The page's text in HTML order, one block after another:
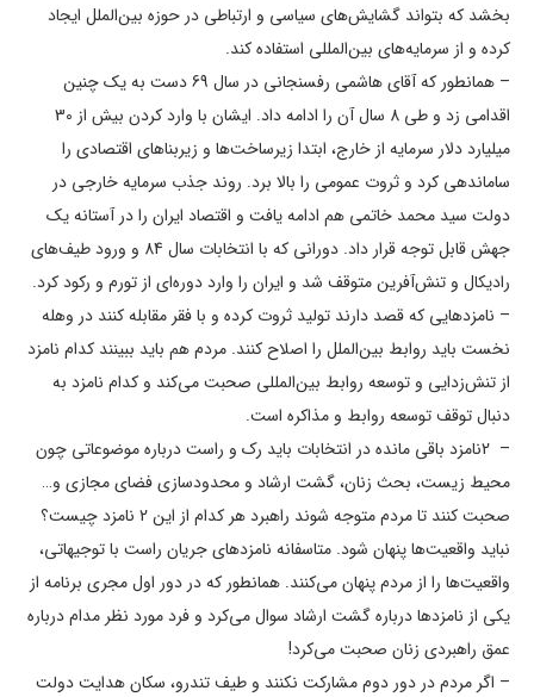
بخشد که بتواند گشایش‌های سیاسی و ارتباطی در حوزه بین‌الملل ایجاد
کرده و از سرمایه‌های بین‌المللی استفاده کند.
– همانطور که آقای هاشمی رفسنجانی در سال 69 دست به یک چنین
اقدامی زد و طی 8 سال آن را ادامه داد. ایشان با وارد کردن بیش از 30
میلیارد دلار سرمایه از خارج، ‌ابتدا زیرساخت‌ها و زیربناهای اقتصادی را
ساماندهی کرد و ثروت عمومی را بالا برد. روند جذب سرمایه خارجی در
دولت سید محمد خاتمی هم ادامه یافت و اقتصاد ایران را در آستانه یک
جهش قابل توجه قرار داد. دورانی که با انتخابات سال 84 و ورود طیف‌های
رادیکال و تنش‌آفرین متوقف شد و ایران را وارد دوره‌ای از تورم و رکود کرد.
– نامزدهایی که قصد دارند تولید ثروت کرده و با فقر مقابله کنند در وهله
نخست باید روابط بین‌الملل را اصلاح کنند. مردم هم باید ببینند کدام نامزد
از تنش‌زدایی و توسعه روابط بین‌المللی صحبت می‌کند و کدام نامزد به
دنبال توقف توسعه روابط و مذاکره است.
– 2نامزد باقی مانده در انتخابات باید رک و راست درباره موضوعاتی چون
محیط زیست، بحث زنان، گشت ارشاد و محدودسازی فضای مجازی و…
صحبت کنند تا مردم متوجه شوند راهبرد هر کدام از این 2 نامزد چیست؟
نباید واقعیت‌ها پنهان شود. متاسفانه نامزدهای جریان راست با توجیهاتی،
واقعیت‌ها را از مردم پنهان می‌کنند. همانطور که در دور اول مجری برنامه از
یکی از نامزدها درباره گشت ارشاد سوال می‌کرد و فرد مورد نظر مدام درباره
عمق راهبردی زنان صحبت می‌کرد!
– اگر مردم در دور دوم مشارکت نکنند و طیف تندرو، سکان هدایت دولت